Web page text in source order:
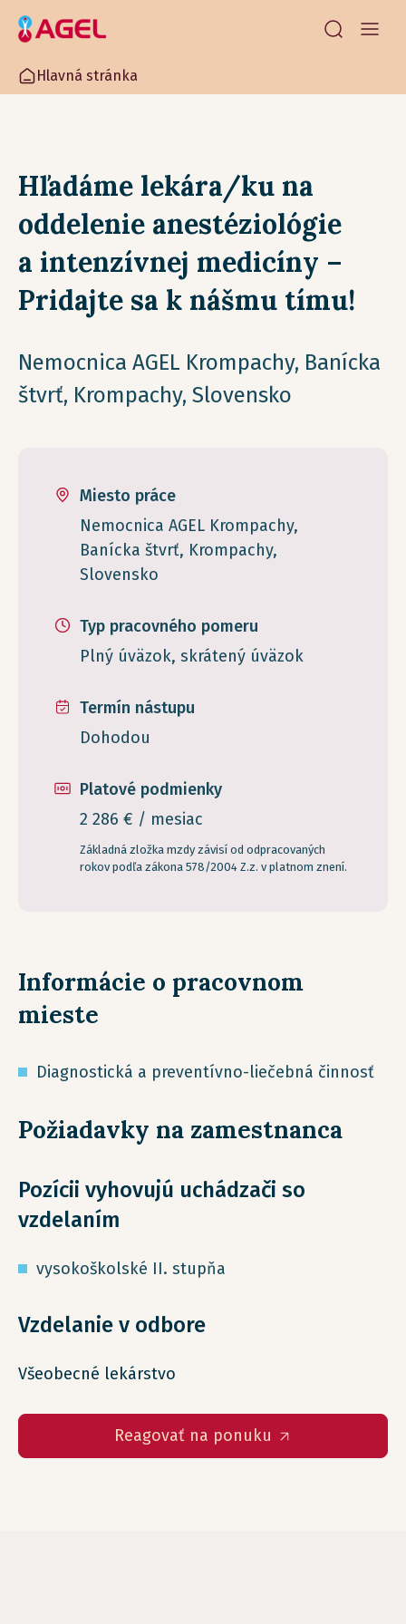
Hlavná stránka
Hľadáme lekára/ku na
oddelenie anestéziológie
a intenzívnej medicíny –
Pridajte sa k nášmu tímu!
Nemocnica AGEL Krompachy, Banícka
štvrť, Krompachy, Slovensko
Miesto práce
Nemocnica AGEL Krompachy,
Banícka štvrť, Krompachy,
Slovensko
Typ pracovného pomeru
Plný úväzok, skrátený úväzok
Termín nástupu
Dohodou
Platové podmienky
2 286 € / mesiac
Základná zložka mzdy závisí od odpracovaných
rokov podľa zákona 578/2004 Z.z. v platnom znení.
Informácie o pracovnom
mieste
​Diagnostická a preventívno-liečebná činnosť ​
Požiadavky na zamestnanca
Pozícii vyhovujú uchádzači so
vzdelaním
vysokoškolské II. stupňa
Vzdelanie v odbore
Všeobecné lekárstvo
Reagovať na ponuku